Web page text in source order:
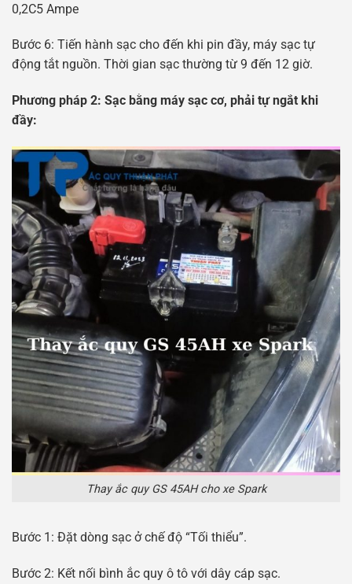
0,2C5 Ampe
Bước 6: Tiến hành sạc cho đến khi pin đầy, máy sạc tự
động tắt nguồn. Thời gian sạc thường từ 9 đến 12 giờ.
Phương pháp 2: Sạc bằng máy sạc cơ, phải tự ngắt khi
đầy:
Thay ắc quy GS 45AH cho xe Spark
Bước 1: Đặt dòng sạc ở chế độ “Tối thiểu”.
Bước 2: Kết nối bình ắc quy ô tô với dây cáp sạc.